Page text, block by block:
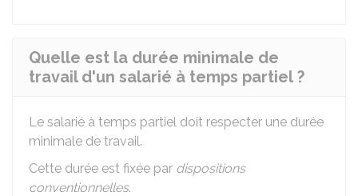
Quelle est la durée minimale de
travail d'un salarié à temps partiel ?
Le salarié à temps partiel doit respecter une durée
minimale de travail.
Cette durée est fixée par dispositions
conventionnelles.